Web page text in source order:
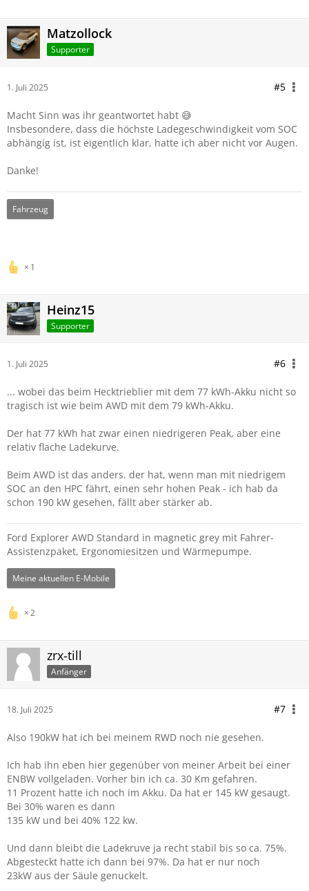
Matzollock
Supporter
1. Juli 2025 #5
Macht Sinn was ihr geantwortet habt 😅
Insbesondere, dass die höchste Ladegeschwindigkeit vom SOC
abhängig ist, ist eigentlich klar, hatte ich aber nicht vor Augen.
Danke!
Fahrzeug
1
Heinz15
Supporter
1. Juli 2025 #6
... wobei das beim Hecktrieblier mit dem 77 kWh-Akku nicht so
tragisch ist wie beim AWD mit dem 79 kWh-Akku.
Der hat 77 kWh hat zwar einen niedrigeren Peak, aber eine
relativ flache Ladekurve.
Beim AWD ist das anders. der hat, wenn man mit niedrigem
SOC an den HPC fährt, einen sehr hohen Peak - ich hab da
schon 190 kW gesehen, fällt aber stärker ab.
Ford Explorer AWD Standard in magnetic grey mit Fahrer-
Assistenzpaket, Ergonomiesitzen und Wärmepumpe.
Meine aktuellen E-Mobile
2
zrx-till
Anfänger
18. Juli 2025 #7
Also 190kW hat ich bei meinem RWD noch nie gesehen.
Ich hab ihn eben hier gegenüber von meiner Arbeit bei einer
ENBW vollgeladen. Vorher bin ich ca. 30 Km gefahren.
11 Prozent hatte ich noch im Akku. Da hat er 145 kW gesaugt.
Bei 30% waren es dann
135 kW und bei 40% 122 kw.
Und dann bleibt die Ladekruve ja recht stabil bis so ca. 75%.
Abgesteckt hatte ich dann bei 97%. Da hat er nur noch
23kW aus der Säule genuckelt.